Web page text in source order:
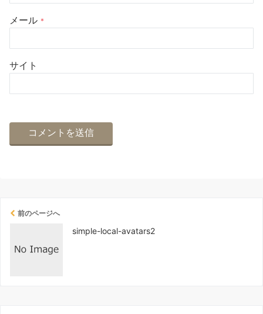
メール *
サイト
前のページへ
simple-local-avatars2